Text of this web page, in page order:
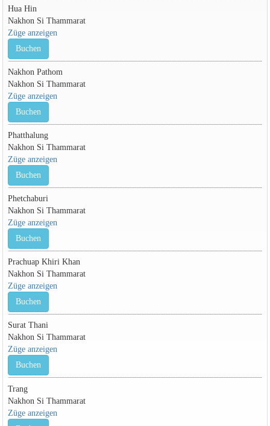
Hua Hin
Nakhon Si Thammarat
Züge anzeigen
Buchen
Nakhon Pathom
Nakhon Si Thammarat
Züge anzeigen
Buchen
Phatthalung
Nakhon Si Thammarat
Züge anzeigen
Buchen
Phetchaburi
Nakhon Si Thammarat
Züge anzeigen
Buchen
Prachuap Khiri Khan
Nakhon Si Thammarat
Züge anzeigen
Buchen
Surat Thani
Nakhon Si Thammarat
Züge anzeigen
Buchen
Trang
Nakhon Si Thammarat
Züge anzeigen